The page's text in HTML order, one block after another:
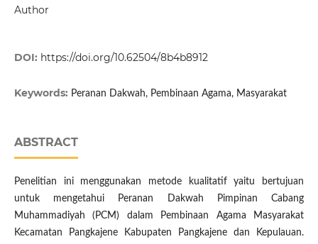
Author
DOI: https://doi.org/10.62504/8b4b8912
Keywords: Peranan Dakwah, Pembinaan Agama, Masyarakat
ABSTRACT
Penelitian ini menggunakan metode kualitatif yaitu bertujuan
untuk mengetahui Peranan Dakwah Pimpinan Cabang
Muhammadiyah (PCM) dalam Pembinaan Agama Masyarakat
Kecamatan Pangkajene Kabupaten Pangkajene dan Kepulauan.